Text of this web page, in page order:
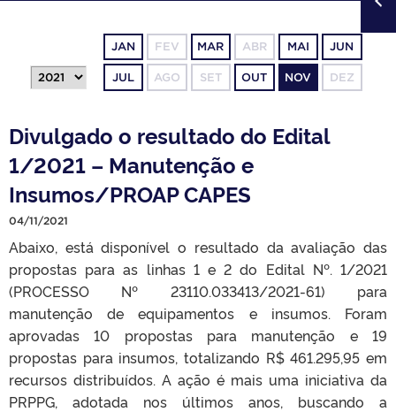
TELEFONES
JAN FEV MAR ABR MAI JUN
JUL AGO SET OUT NOV DEZ
Divulgado o resultado do Edital
1/2021 – Manutenção e
Insumos/PROAP CAPES
04/11/2021
Abaixo, está disponível o resultado da avaliação das
propostas para as linhas 1 e 2 do Edital Nº. 1/2021
(PROCESSO Nº 23110.033413/2021-61) para
manutenção de equipamentos e insumos. Foram
aprovadas 10 propostas para manutenção e 19
propostas para insumos, totalizando R$ 461.295,95 em
recursos distribuídos. A ação é mais uma iniciativa da
PRPPG, adotada nos últimos anos, buscando a